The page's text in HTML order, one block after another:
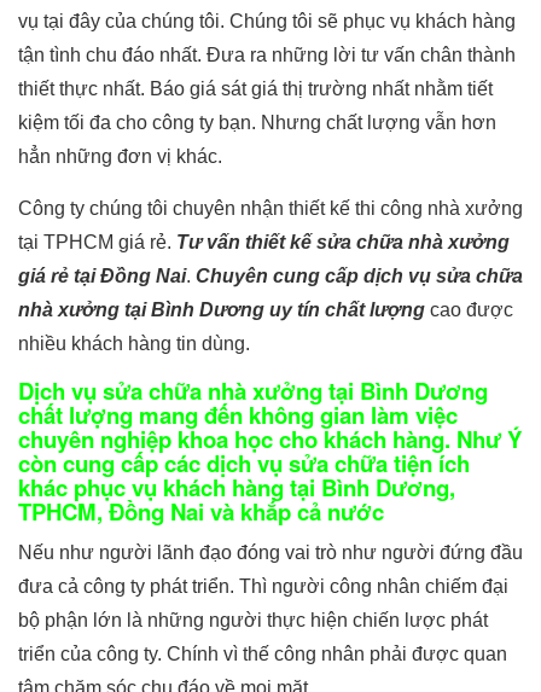
vụ tại đây của chúng tôi. Chúng tôi sẽ phục vụ khách hàng
tận tình chu đáo nhất. Đưa ra những lời tư vấn chân thành
thiết thực nhất. Báo giá sát giá thị trường nhất nhằm tiết
kiệm tối đa cho công ty bạn. Nhưng chất lượng vẫn hơn
hẳn những đơn vị khác.
Công ty chúng tôi chuyên nhận thiết kế thi công nhà xưởng
tại TPHCM giá rẻ. Tư vấn thiết kế sửa chữa nhà xưởng
giá rẻ tại Đồng Nai. Chuyên cung cấp dịch vụ sửa chữa
nhà xưởng tại Bình Dương uy tín chất lượng cao được
nhiều khách hàng tin dùng.
Dịch vụ sửa chữa nhà xưởng tại Bình Dương
chất lượng mang đến không gian làm việc
chuyên nghiệp khoa học cho khách hàng. Như Ý
còn cung cấp các dịch vụ sửa chữa tiện ích
khác phục vụ khách hàng tại Bình Dương,
TPHCM, Đồng Nai và khắp cả nước
Nếu như người lãnh đạo đóng vai trò như người đứng đầu
đưa cả công ty phát triển. Thì người công nhân chiếm đại
bộ phận lớn là những người thực hiện chiến lược phát
triển của công ty. Chính vì thế công nhân phải được quan